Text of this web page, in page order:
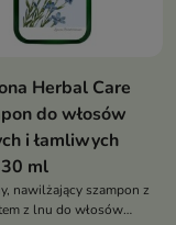
Herbal Care
do włosów
i łamliwych
ml
nawilżający szampon z
z lnu do włosów